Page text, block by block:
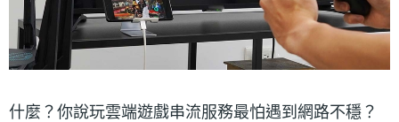
什麼？你說玩雲端遊戲串流服務最怕遇到網路不穩？